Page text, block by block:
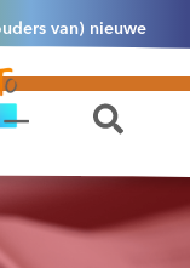
van) nieuwe